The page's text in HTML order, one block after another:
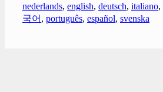
nederlands, english, deutsch, italiano,
국어 , português, español, svenska